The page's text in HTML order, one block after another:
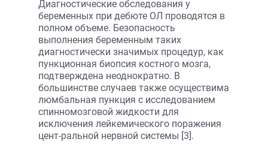
Диагностические обследования у
беременных при дебюте ОЛ проводятся в
полном объеме. Безопасность
выполнения беременным таких
диагностически значимых процедур, как
пункционная биопсия костного мозга,
подтверждена неоднократно. В
большинстве случаев также осуществима
люмбальная пункция с исследованием
спинномозговой жидкости для
исключения лейкемического поражения
цент-ральной нервной системы [3].